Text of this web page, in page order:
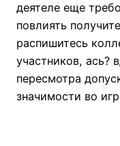
деятеле еще
повлиять
распишитесь
участников, ась?
пересмотра
значимости во